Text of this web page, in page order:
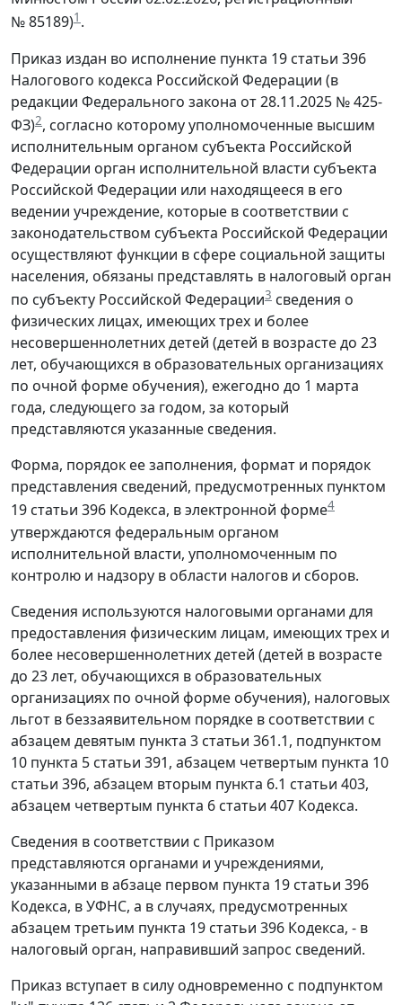
№ 85189)1 .
Приказ издан во исполнение пункта 19 статьи 396
Налогового кодекса Российской Федерации (в
редакции Федерального закона от 28.11.2025 № 425-
ФЗ)2, согласно которому уполномоченные высшим
исполнительным органом субъекта Российской
Федерации орган исполнительной власти субъекта
Российской Федерации или находящееся в его
ведении учреждение, которые в соответствии с
законодательством субъекта Российской Федерации
осуществляют функции в сфере социальной защиты
населения, обязаны представлять в налоговый орган
по субъекту Российской Федерации3 сведения о
физических лицах, имеющих трех и более
несовершеннолетних детей (детей в возрасте до 23
лет, обучающихся в образовательных организациях
по очной форме обучения), ежегодно до 1 марта
года, следующего за годом, за который
представляются указанные сведения.
Форма, порядок ее заполнения, формат и порядок
представления сведений, предусмотренных пунктом
19 статьи 396 Кодекса, в электронной форме4
утверждаются федеральным органом
исполнительной власти, уполномоченным по
контролю и надзору в области налогов и сборов.
Сведения используются налоговыми органами для
предоставления физическим лицам, имеющих трех и
более несовершеннолетних детей (детей в возрасте
до 23 лет, обучающихся в образовательных
организациях по очной форме обучения), налоговых
льгот в беззаявительном порядке в соответствии с
абзацем девятым пункта 3 статьи 361.1, подпунктом
10 пункта 5 статьи 391, абзацем четвертым пункта 10
статьи 396, абзацем вторым пункта 6.1 статьи 403,
абзацем четвертым пункта 6 статьи 407 Кодекса.
Сведения в соответствии с Приказом
представляются органами и учреждениями,
указанными в абзаце первом пункта 19 статьи 396
Кодекса, в УФНС, а в случаях, предусмотренных
абзацем третьим пункта 19 статьи 396 Кодекса, - в
налоговый орган, направивший запрос сведений.
Приказ вступает в силу одновременно с подпунктом